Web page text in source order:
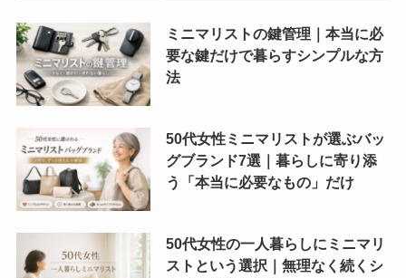
ミニマリストの鍵管理｜本当に必
要な鍵だけで暮らすシンプルな方
法
50代女性ミニマリストが選ぶバッ
グブランド7選｜暮らしに寄り添
う「本当に必要なもの」だけ
50代女性の一人暮らしにミニマリ
ストという選択｜無理なく続くシ